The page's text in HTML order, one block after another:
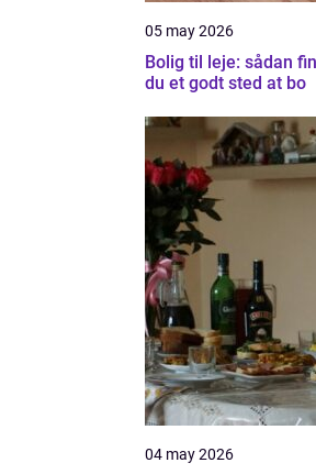
05 may 2026
Bolig til leje: sådan
du et godt sted at bo
04 may 2026